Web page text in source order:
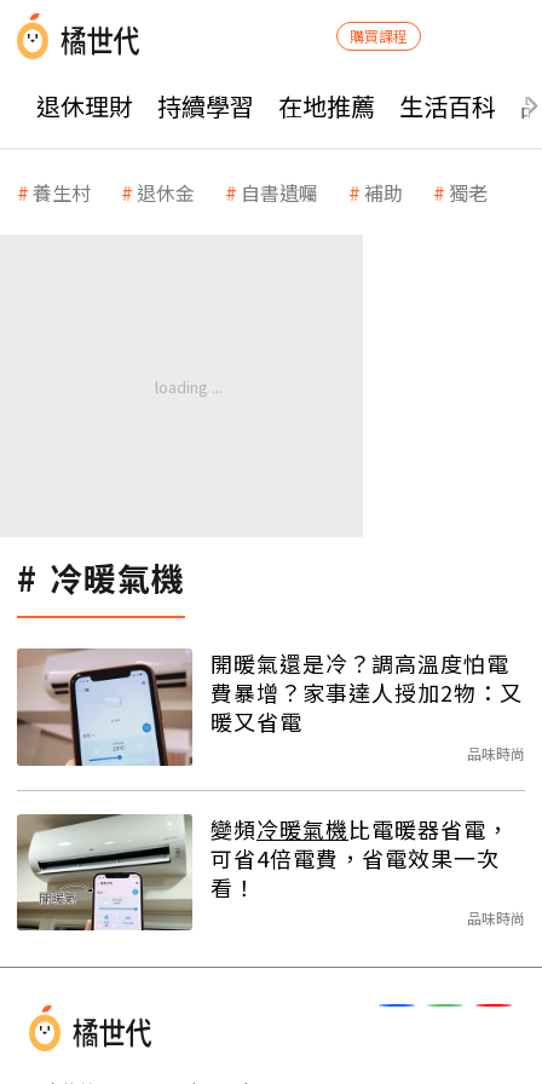
購買課程
退休理財 持續學習 在地推薦 生活百科
養生村 退休金 自書遺囑 補助 獨老
冷暖氣機
開暖氣還是冷？調高溫度怕電
費暴增？家事達人授加2物：又
暖又省電
品味時尚
變頻冷暖氣機比電暖器省電，
可省4倍電費，省電效果一次
看！
品味時尚